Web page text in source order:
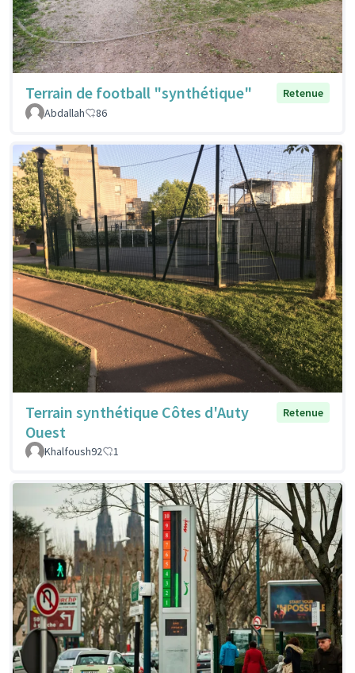
Terrain de football "synthétique"
Retenue
Abdallah
86
Terrain synthétique Côtes d'Auty
Ouest
Retenue
Khalfoush92 1